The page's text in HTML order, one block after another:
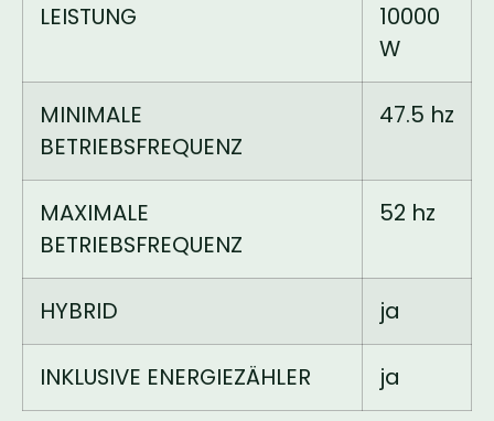
LEISTUNG
10000
W
MINIMALE
BETRIEBSFREQUENZ
47.5 hz
MAXIMALE
BETRIEBSFREQUENZ
52 hz
HYBRID ja
INKLUSIVE ENERGIEZÄHLER ja